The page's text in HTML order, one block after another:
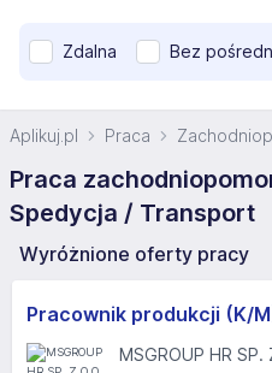
Zdalna Bez
Aplikuj.pl Praca
Praca
Spedycja / Transport
Wyróżnione oferty pracy
MSGROUP HR SP.